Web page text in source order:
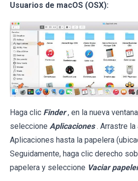
Usuarios de macOS (OSX):
Haga clic Finder , en la nueva
seleccione Aplicaciones . Arrastre
Aplicaciones hasta la papelera
Seguidamente, haga clic derecho
papelera y seleccione Vaciar